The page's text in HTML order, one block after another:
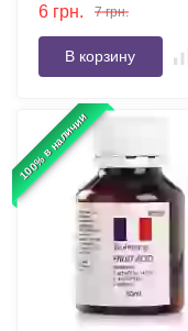
6 грн. 7 грн.
В корзину
100% в наличии